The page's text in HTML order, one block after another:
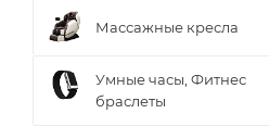
Массажные кресла
Умные часы, Фитнес
браслеты